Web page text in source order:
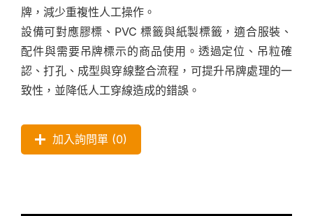
牌，減少重複性人工操作。
設備可對應膠標、PVC 標籤與紙製標籤，適合服裝、
配件與需要吊牌標示的商品使用。透過定位、吊粒確
認、打孔、成型與穿線整合流程，可提升吊牌處理的一
致性，並降低人工穿線造成的錯誤。
加入詢問單 (0)